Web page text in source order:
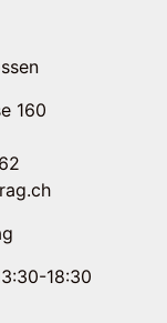
160
18:30